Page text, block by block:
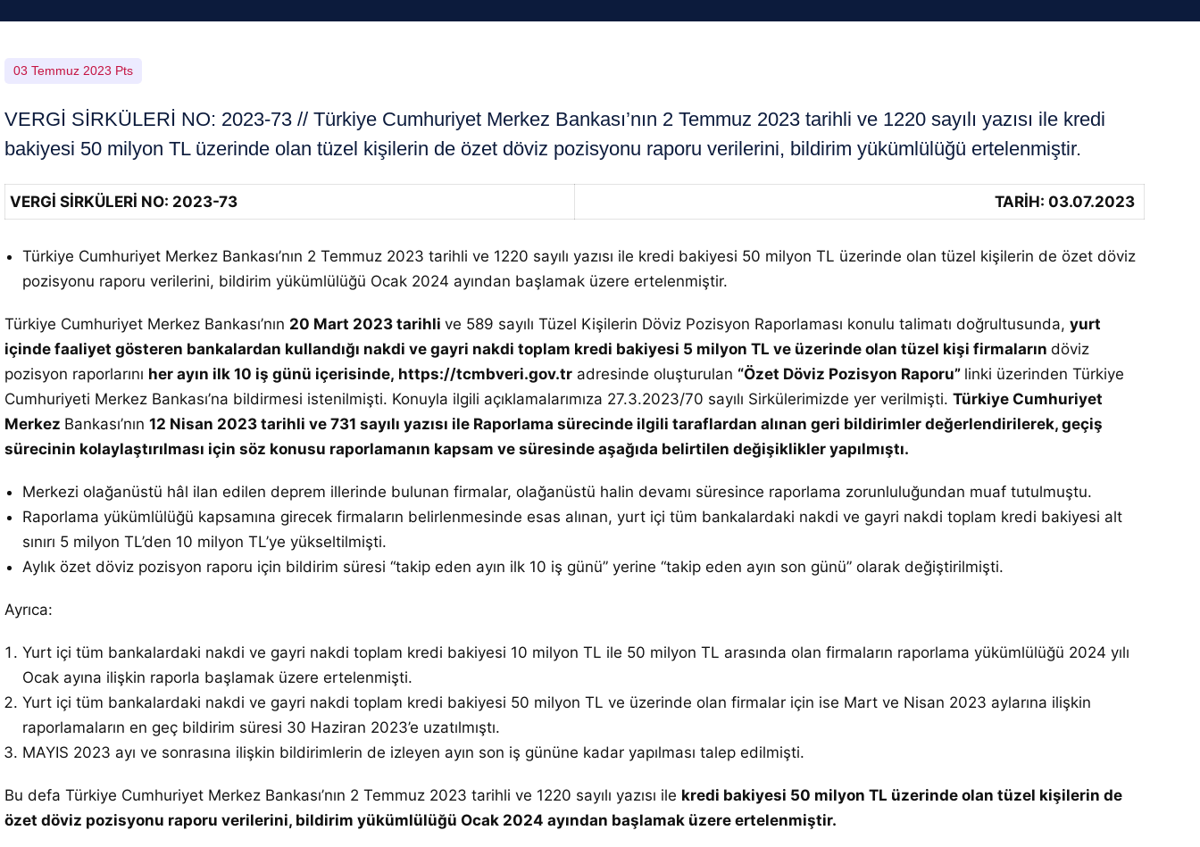
03 Temmuz 2023 Pts
VERGİ SİRKÜLERİ NO: 2023-73 // Türkiye Cumhuriyet Merkez Bankası’nın 2 Temmuz 2023 tarihli ve 1220 sayılı yazısı ile kredi
bakiyesi 50 milyon TL üzerinde olan tüzel kişilerin de özet döviz pozisyonu raporu verilerini, bildirim yükümlülüğü ertelenmiştir.
VERGİ SİRKÜLERİ NO: 2023-73 TARİH: 03.07.2023
Türkiye Cumhuriyet Merkez Bankası’nın 2 Temmuz 2023 tarihli ve 1220 sayılı yazısı ile kredi bakiyesi 50 milyon TL üzerinde olan tüzel kişilerin de özet döviz
pozisyonu raporu verilerini, bildirim yükümlülüğü Ocak 2024 ayından başlamak üzere ertelenmiştir.
Türkiye Cumhuriyet Merkez Bankası’nın 20 Mart 2023 tarihli ve 589 sayılı Tüzel Kişilerin Döviz Pozisyon Raporlaması konulu talimatı doğrultusunda, yurt
içinde faaliyet gösteren bankalardan kullandığı nakdi ve gayri nakdi toplam kredi bakiyesi 5 milyon TL ve üzerinde olan tüzel kişi firmaların döviz
pozisyon raporlarını her ayın ilk 10 iş günü içerisinde, https://tcmbveri.gov.tr adresinde oluşturulan “Özet Döviz Pozisyon Raporu” linki üzerinden Türkiye
Cumhuriyeti Merkez Bankası’na bildirmesi istenilmişti. Konuyla ilgili açıklamalarımıza 27.3.2023/70 sayılı Sirkülerimizde yer verilmişti. Türkiye Cumhuriyet
Merkez Bankası’nın 12 Nisan 2023 tarihli ve 731 sayılı yazısı ile Raporlama sürecinde ilgili taraflardan alınan geri bildirimler değerlendirilerek, geçiş
sürecinin kolaylaştırılması için söz konusu raporlamanın kapsam ve süresinde aşağıda belirtilen değişiklikler yapılmıştı.
Merkezi olağanüstü hâl ilan edilen deprem illerinde bulunan firmalar, olağanüstü halin devamı süresince raporlama zorunluluğundan muaf tutulmuştu.
Raporlama yükümlülüğü kapsamına girecek firmaların belirlenmesinde esas alınan, yurt içi tüm bankalardaki nakdi ve gayri nakdi toplam kredi bakiyesi alt
sınırı 5 milyon TL’den 10 milyon TL’ye yükseltilmişti.
Aylık özet döviz pozisyon raporu için bildirim süresi “takip eden ayın ilk 10 iş günü” yerine “takip eden ayın son günü” olarak değiştirilmişti.
Ayrıca:
Yurt içi tüm bankalardaki nakdi ve gayri nakdi toplam kredi bakiyesi 10 milyon TL ile 50 milyon TL arasında olan firmaların raporlama yükümlülüğü 2024 yılı
Ocak ayına ilişkin raporla başlamak üzere ertelenmişti.
Yurt içi tüm bankalardaki nakdi ve gayri nakdi toplam kredi bakiyesi 50 milyon TL ve üzerinde olan firmalar için ise Mart ve Nisan 2023 aylarına ilişkin
raporlamaların en geç bildirim süresi 30 Haziran 2023’e uzatılmıştı.
MAYIS 2023 ayı ve sonrasına ilişkin bildirimlerin de izleyen ayın son iş gününe kadar yapılması talep edilmişti.
Bu defa Türkiye Cumhuriyet Merkez Bankası’nın 2 Temmuz 2023 tarihli ve 1220 sayılı yazısı ile kredi bakiyesi 50 milyon TL üzerinde olan tüzel kişilerin de
özet döviz pozisyonu raporu verilerini, bildirim yükümlülüğü Ocak 2024 ayından başlamak üzere ertelenmiştir.